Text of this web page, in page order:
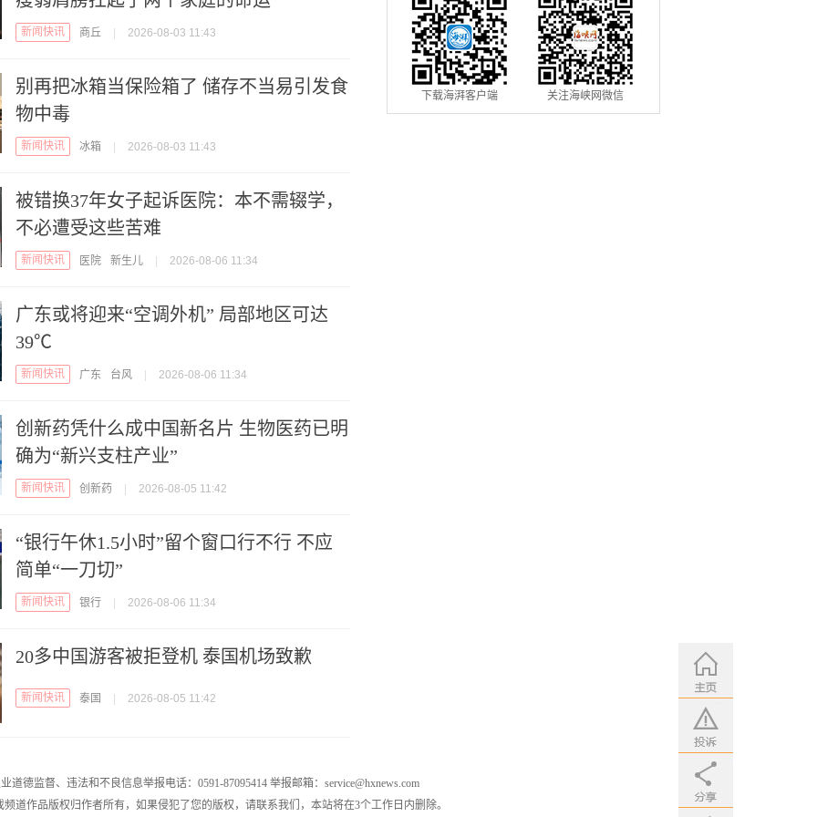
新闻快讯 商丘 2026-08-03 11:43
别再把冰箱当保险箱了 储存不当易引发食
物中毒
新闻快讯 冰箱 2026-08-03 11:43
被错换37年女子起诉医院：本不需辍学，
不必遭受这些苦难
新闻快讯 医院 新生儿 2026-08-06 11:34
广东或将迎来“空调外机” 局部地区可达
39℃
新闻快讯 广东 台风 2026-08-06 11:34
创新药凭什么成中国新名片 生物医药已明
确为“新兴支柱产业”
新闻快讯 创新药 2026-08-05 11:42
“银行午休1.5小时”留个窗口行不行 不应
简单“一刀切”
新闻快讯 银行 2026-08-06 11:34
20多中国游客被拒登机 泰国机场致歉
新闻快讯 泰国 2026-08-05 11:42
下载海湃客户端 关注海峡网微信
道德监督、违法和不良信息举报电话：0591-87095414 举报邮箱：service@hxnews.com
频道作品版权归作者所有，如果侵犯了您的版权，请联系我们，本站将在3个工作日内删除。